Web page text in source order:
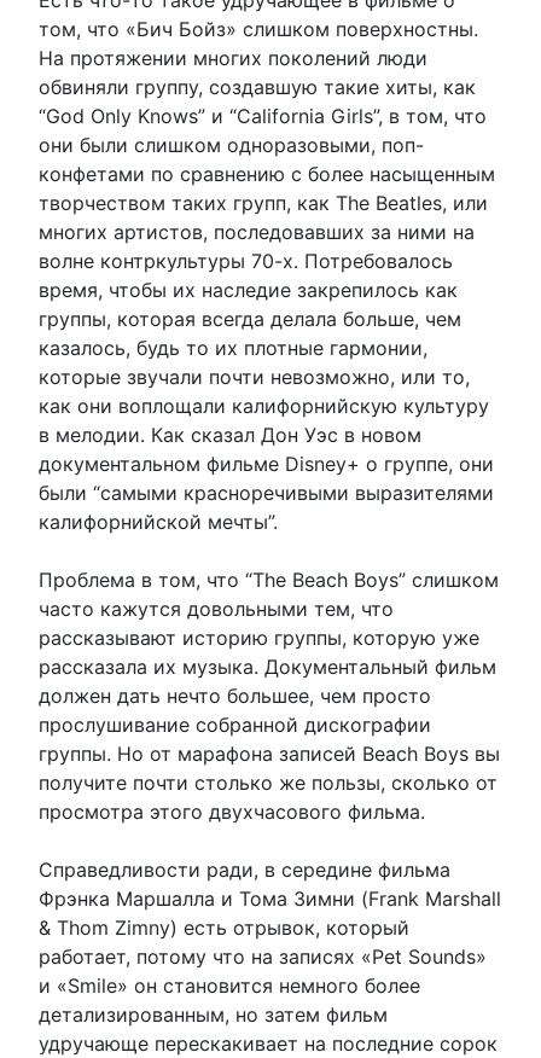
том, что «Бич Бойз» слишком поверхностны.
На протяжении многих поколений люди
обвиняли группу, создавшую такие хиты, как
“God Only Knows” и “California Girls”, в том, что
они были слишком одноразовыми, поп-
конфетами по сравнению с более насыщенным
творчеством таких групп, как The Beatles, или
многих артистов, последовавших за ними на
волне контркультуры 70-х. Потребовалось
время, чтобы их наследие закрепилось как
группы, которая всегда делала больше, чем
казалось, будь то их плотные гармонии,
которые звучали почти невозможно, или то,
как они воплощали калифорнийскую культуру
в мелодии. Как сказал Дон Уэс в новом
документальном фильме Disney+ о группе, они
были “самыми красноречивыми выразителями
калифорнийской мечты”.
Проблема в том, что “The Beach Boys” слишком
часто кажутся довольными тем, что
рассказывают историю группы, которую уже
рассказала их музыка. Документальный фильм
должен дать нечто большее, чем просто
прослушивание собранной дискографии
группы. Но от марафона записей Beach Boys вы
получите почти столько же пользы, сколько от
просмотра этого двухчасового фильма.
Справедливости ради, в середине фильма
Фрэнка Маршалла и Тома Зимни (Frank Marshall
& Thom Zimny) есть отрывок, который
работает, потому что на записях «Pet Sounds»
и «Smile» он становится немного более
детализированным, но затем фильм
удручающе перескакивает на последние сорок